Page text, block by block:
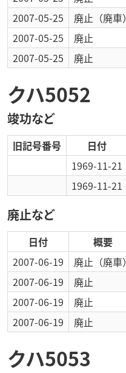
2007-05-25
廃止 （廃車）
2007-05-25
廃止
2007-05-25
廃止
クハ5052
竣功など
旧記号番号 日付
1969-11-21
1969-11-21
廃止など
日付 概要
2007-06-19
廃止 （廃車）
2007-06-19
廃止
2007-06-19
廃止
2007-06-19
廃止
クハ5053